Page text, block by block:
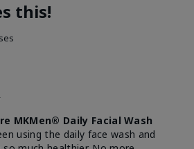
this!
MKMen® Daily Facial Wash
using the daily face wash and